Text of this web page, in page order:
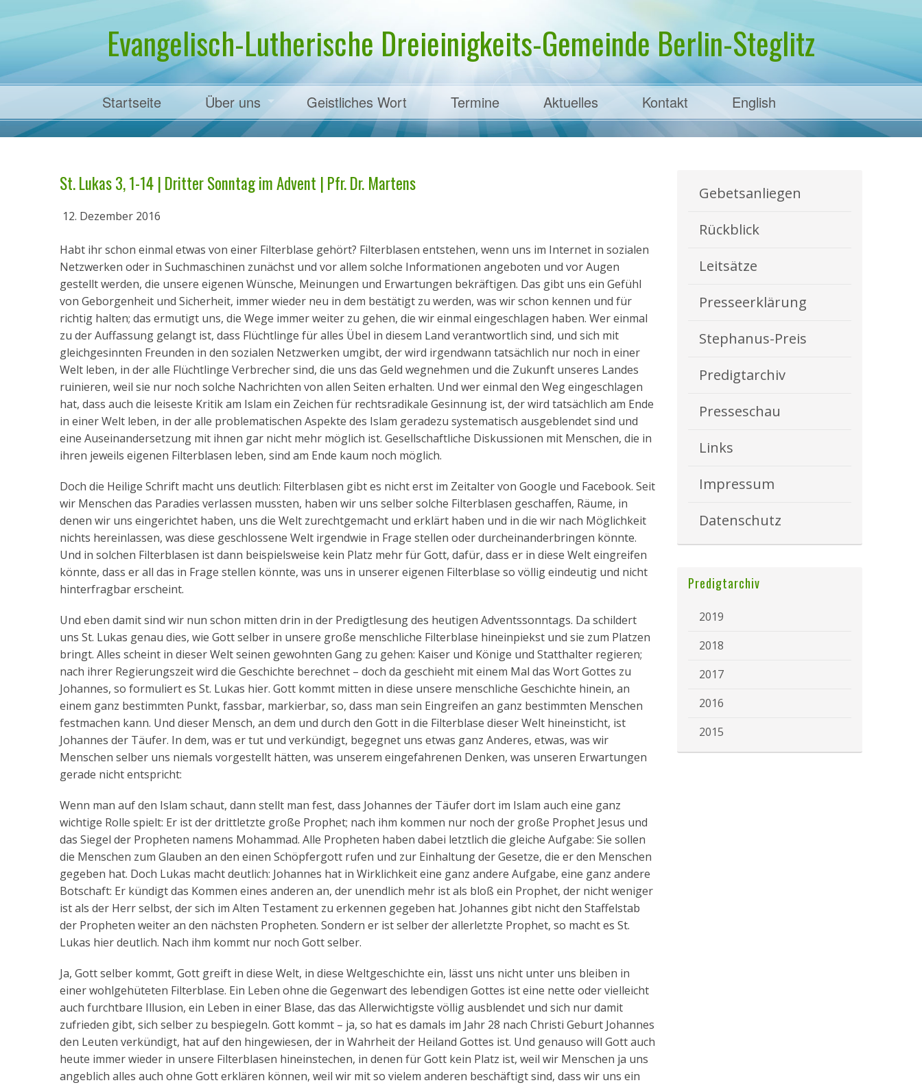
Evangelisch-Lutherische Dreieinigkeits-Gemeinde Berlin-Steglitz
Startseite
Über uns
Pfarrer Dr. Martens
Geistliches Wort Termine Aktuelles Kontakt English
St. Lukas 3, 1-14 | Dritter Sonntag im Advent | Pfr. Dr. Martens
12. Dezember 2016
Habt ihr schon einmal etwas von einer Filterblase gehört? Filterblasen entstehen, wenn uns im Internet in sozialen
Netzwerken oder in Suchmaschinen zunächst und vor allem solche Informationen angeboten und vor Augen
gestellt werden, die unsere eigenen Wünsche, Meinungen und Erwartungen bekräftigen. Das gibt uns ein Gefühl
von Geborgenheit und Sicherheit, immer wieder neu in dem bestätigt zu werden, was wir schon kennen und für
richtig halten; das ermutigt uns, die Wege immer weiter zu gehen, die wir einmal eingeschlagen haben. Wer einmal
zu der Auffassung gelangt ist, dass Flüchtlinge für alles Übel in diesem Land verantwortlich sind, und sich mit
gleichgesinnten Freunden in den sozialen Netzwerken umgibt, der wird irgendwann tatsächlich nur noch in einer
Welt leben, in der alle Flüchtlinge Verbrecher sind, die uns das Geld wegnehmen und die Zukunft unseres Landes
ruinieren, weil sie nur noch solche Nachrichten von allen Seiten erhalten. Und wer einmal den Weg eingeschlagen
hat, dass auch die leiseste Kritik am Islam ein Zeichen für rechtsradikale Gesinnung ist, der wird tatsächlich am Ende
in einer Welt leben, in der alle problematischen Aspekte des Islam geradezu systematisch ausgeblendet sind und
eine Auseinandersetzung mit ihnen gar nicht mehr möglich ist. Gesellschaftliche Diskussionen mit Menschen, die in
ihren jeweils eigenen Filterblasen leben, sind am Ende kaum noch möglich.
Doch die Heilige Schrift macht uns deutlich: Filterblasen gibt es nicht erst im Zeitalter von Google und Facebook. Seit
wir Menschen das Paradies verlassen mussten, haben wir uns selber solche Filterblasen geschaffen, Räume, in
denen wir uns eingerichtet haben, uns die Welt zurechtgemacht und erklärt haben und in die wir nach Möglichkeit
nichts hereinlassen, was diese geschlossene Welt irgendwie in Frage stellen oder durcheinanderbringen könnte.
Und in solchen Filterblasen ist dann beispielsweise kein Platz mehr für Gott, dafür, dass er in diese Welt eingreifen
könnte, dass er all das in Frage stellen könnte, was uns in unserer eigenen Filterblase so völlig eindeutig und nicht
hinterfragbar erscheint.
Und eben damit sind wir nun schon mitten drin in der Predigtlesung des heutigen Adventssonntags. Da schildert
uns St. Lukas genau dies, wie Gott selber in unsere große menschliche Filterblase hineinpiekst und sie zum Platzen
bringt. Alles scheint in dieser Welt seinen gewohnten Gang zu gehen: Kaiser und Könige und Statthalter regieren;
nach ihrer Regierungszeit wird die Geschichte berechnet – doch da geschieht mit einem Mal das Wort Gottes zu
Johannes, so formuliert es St. Lukas hier. Gott kommt mitten in diese unsere menschliche Geschichte hinein, an
einem ganz bestimmten Punkt, fassbar, markierbar, so, dass man sein Eingreifen an ganz bestimmten Menschen
festmachen kann. Und dieser Mensch, an dem und durch den Gott in die Filterblase dieser Welt hineinsticht, ist
Johannes der Täufer. In dem, was er tut und verkündigt, begegnet uns etwas ganz Anderes, etwas, was wir
Menschen selber uns niemals vorgestellt hätten, was unserem eingefahrenen Denken, was unseren Erwartungen
gerade nicht entspricht:
Wenn man auf den Islam schaut, dann stellt man fest, dass Johannes der Täufer dort im Islam auch eine ganz
wichtige Rolle spielt: Er ist der drittletzte große Prophet; nach ihm kommen nur noch der große Prophet Jesus und
das Siegel der Propheten namens Mohammad. Alle Propheten haben dabei letztlich die gleiche Aufgabe: Sie sollen
die Menschen zum Glauben an den einen Schöpfergott rufen und zur Einhaltung der Gesetze, die er den Menschen
gegeben hat. Doch Lukas macht deutlich: Johannes hat in Wirklichkeit eine ganz andere Aufgabe, eine ganz andere
Botschaft: Er kündigt das Kommen eines anderen an, der unendlich mehr ist als bloß ein Prophet, der nicht weniger
ist als der Herr selbst, der sich im Alten Testament zu erkennen gegeben hat. Johannes gibt nicht den Staffelstab
der Propheten weiter an den nächsten Propheten. Sondern er ist selber der allerletzte Prophet, so macht es St.
Lukas hier deutlich. Nach ihm kommt nur noch Gott selber.
Ja, Gott selber kommt, Gott greift in diese Welt, in diese Weltgeschichte ein, lässt uns nicht unter uns bleiben in
einer wohlgehüteten Filterblase. Ein Leben ohne die Gegenwart des lebendigen Gottes ist eine nette oder vielleicht
auch furchtbare Illusion, ein Leben in einer Blase, das das Allerwichtigste völlig ausblendet und sich nur damit
zufrieden gibt, sich selber zu bespiegeln. Gott kommt – ja, so hat es damals im Jahr 28 nach Christi Geburt Johannes
den Leuten verkündigt, hat auf den hingewiesen, der in Wahrheit der Heiland Gottes ist. Und genauso will Gott auch
heute immer wieder in unsere Filterblasen hineinstechen, in denen für Gott kein Platz ist, weil wir Menschen ja uns
angeblich alles auch ohne Gott erklären können, weil wir mit so vielem anderen beschäftigt sind, dass wir uns ein
Gebetsanliegen
Rückblick
Leitsätze
Presseerklärung
Stephanus-Preis
Predigtarchiv
Presseschau
Links
Impressum
Datenschutz
Predigtarchiv
2019
2018
2017
2016
2015